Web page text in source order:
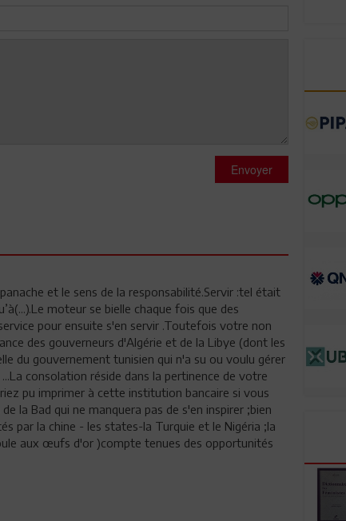
Envoyer
et le sens de la responsabilité.Servir :tel était
moteur se bielle chaque fois que des
pour ensuite s'en servir .Toutefois votre non
des gouverneurs d'Algérie et de la Libye (dont les
du gouvernement tunisien qui n'a su ou voulu gérer
consolation réside dans la pertinence de votre
pu imprimer à cette institution bancaire si vous
la Bad qui ne manquera pas de s'en inspirer ;bien
par la chine - les states-la Turquie et le Nigéria ;la
aux œufs d'or )compte tenues des opportunités